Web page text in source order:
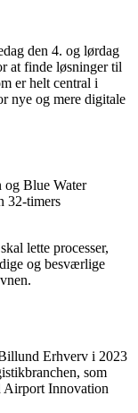
den 4. og lørdag
at finde løsninger til
er helt central i
nye og mere digitale
Blue Water
32-timers
lette processer,
og besværlige
Erhverv i 2023
som
Innovation